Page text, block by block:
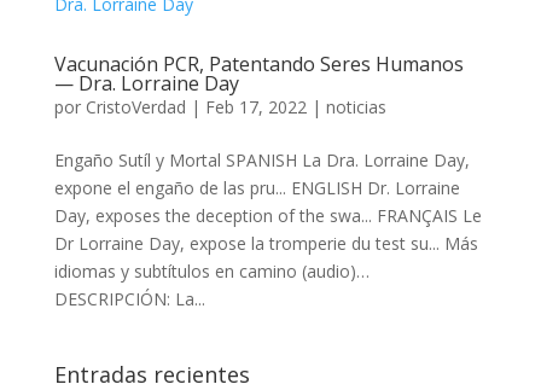
Vacunación PCR, Patentando Seres Humanos
— Dra. Lorraine Day
por CristoVerdad | Feb 17, 2022| noticias
Engaño Sutíl y Mortal SPANISH La Dra. Lorraine Day,
expone el engaño de las pru... ENGLISH Dr. Lorraine
Day, exposes the deception of the swa... FRANÇAIS Le
Dr Lorraine Day, expose la tromperie du test su... Más
idiomas y subtítulos en camino (audio)…
DESCRIPCIÓN: La...
Entradas recientes